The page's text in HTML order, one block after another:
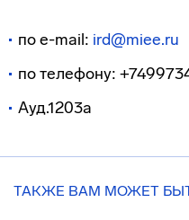
по e-mail: ird@miee.ru
по телефону:
Ауд.1203а
ТАКЖЕ ВАМ МОЖЕТ